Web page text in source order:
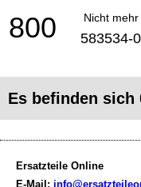
Nicht
800 583534-
Es befinden sich
Ersatzteile Online
E-Mail: